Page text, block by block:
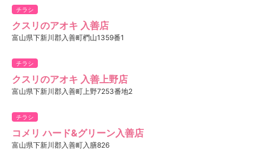
チラシ
クスリのアオキ 入善店
富山県下新川郡入善町椚山1359番1
チラシ
クスリのアオキ 入善上野店
富山県下新川郡入善町上野7253番地2
チラシ
コメリ ハード&グリーン入善店
富山県下新川郡入善町入膳826